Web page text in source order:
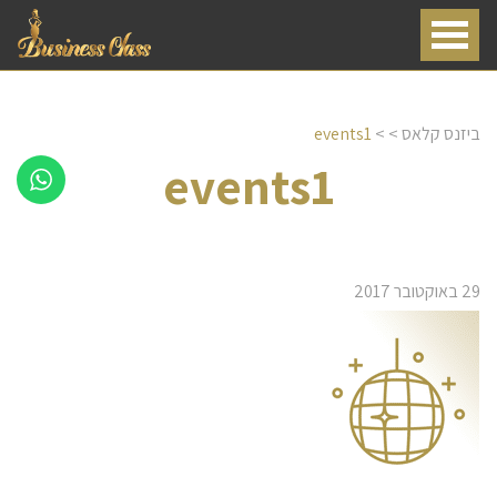
ביזנס קלאס>
>
events1
events1
29 באוקטובר 2017